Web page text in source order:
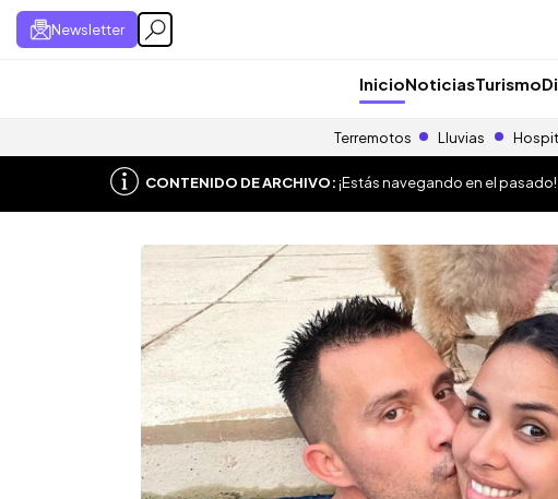
Newsletter
InicioNoticiasTurismo
Terremotos Lluvias
CONTENIDO DE ARCHIVO:¡Estás navegando en el